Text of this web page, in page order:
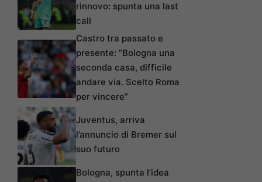
rinnovo: spunta una last
call
Castro tra passato e
presente: “Bologna una
seconda casa, difficile
andare via. Scelto Roma
per vincere”
Juventus, arriva
l’annuncio di Bremer sul
suo futuro
Bologna, spunta l’idea